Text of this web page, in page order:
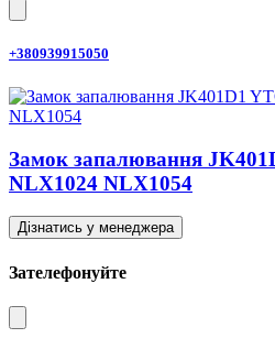
+380939915050
Замок запалювання
NLX1024 NLX1054
Дізнатись у менеджера
Зателефонуйте